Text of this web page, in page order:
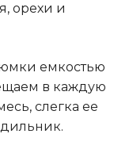
орехи и
емкостью
в каждую
слегка ее